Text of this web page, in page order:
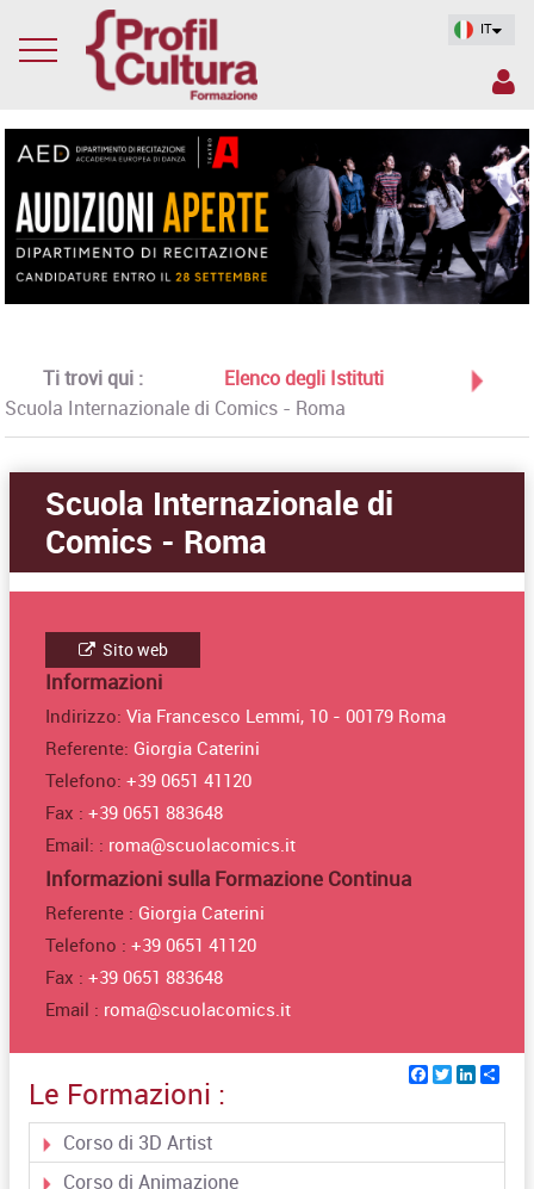
IT
Ti trovi qui :
Elenco degli Istituti
Scuola Internazionale di Comics - Roma
Scuola Internazionale di
Comics - Roma
Sito web
Informazioni
Indirizzo:Via Francesco Lemmi, 10 - 00179 Roma
Referente: Giorgia Caterini
Telefono:+39 0651 41120
Fax :+39 0651 883648
Email: : roma@scuolacomics.it
Informazioni sulla Formazione Continua
Referente : Giorgia Caterini
Telefono :+39 0651 41120
Fax :+39 0651 883648
Email : roma@scuolacomics.it
Facebook
Twitter
Le Formazioni :
Corso di 3D Artist
Corso di Animazione